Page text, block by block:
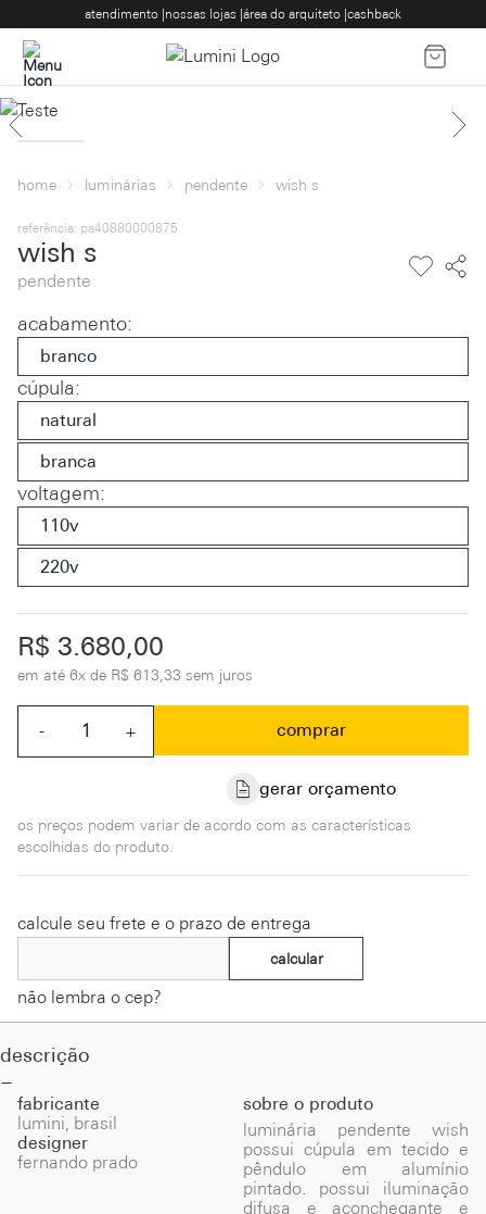
atendimento |nossas lojas |área do arquiteto |cashback
home luminárias pendente wish s
referência: pa40880000875
wish s
pendente
acabamento:
branco
cúpula:
natural
branca
voltagem:
110v
220v
R$ 3.680,00
em até 6x de R$ 613,33 sem juros
- + comprar
gerar orçamento
os preços podem variar de acordo com as características
escolhidas do produto.
calcule seu frete e o prazo de entrega
calcular
não lembra o cep?
descrição
fabricante
lumini, brasil
designer
fernando prado
sobre o produto
luminária pendente wish
possui cúpula em tecido e
pêndulo em alumínio
pintado. possui iluminação
difusa e aconchegante e